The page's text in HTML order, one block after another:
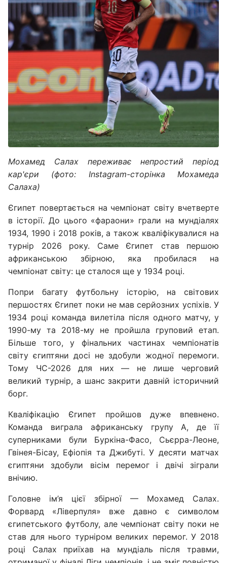
Мохамед Салах переживає непростий період
кар'єри (фото: Instagram-сторінка Мохамеда
Салаха)
Єгипет повертається на чемпіонат світу вчетверте
в історії. До цього «фараони» грали на мундіалях
1934, 1990 і 2018 років, а також кваліфікувалися на
турнір 2026 року. Саме Єгипет став першою
африканською збірною, яка пробилася на
чемпіонат світу: це сталося ще у 1934 році.
Попри багату футбольну історію, на світових
першостях Єгипет поки не мав серйозних успіхів. У
1934 році команда вилетіла після одного матчу, у
1990-му та 2018-му не пройшла груповий етап.
Більше того, у фінальних частинах чемпіонатів
світу єгиптяни досі не здобули жодної перемоги.
Тому ЧС-2026 для них — не лише черговий
великий турнір, а шанс закрити давній історичний
борг.
Кваліфікацію Єгипет пройшов дуже впевнено.
Команда виграла африканську групу А, де її
суперниками були Буркіна-Фасо, Сьєрра-Леоне,
Гвінея-Бісау, Ефіопія та Джибуті. У десяти матчах
єгиптяни здобули вісім перемог і двічі зіграли
внічию.
Головне ім’я цієї збірної — Мохамед Салах.
Форвард «Ліверпуля» вже давно є символом
єгипетського футболу, але чемпіонат світу поки не
став для нього турніром великих перемог. У 2018
році Салах приїхав на мундіаль після травми,